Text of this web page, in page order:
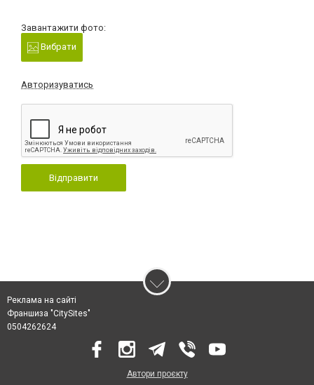
Завантажити фото:
Вибрати
Авторизуватись
Відправити
Реклама на сайті
Франшиза "CitySites"
0504262624
Автори проєкту